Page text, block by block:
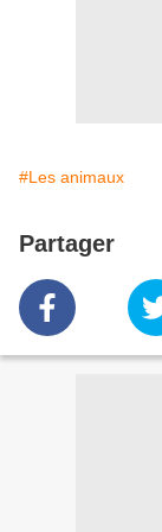
#Les animaux
Partager